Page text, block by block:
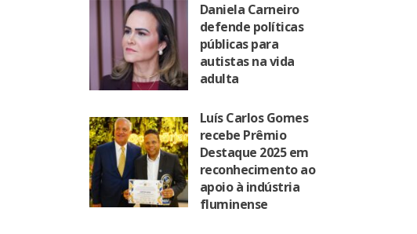
Daniela Carneiro
defende políticas
públicas para
autistas na vida
adulta
Luís Carlos Gomes
recebe Prêmio
Destaque 2025 em
reconhecimento ao
apoio à indústria
fluminense